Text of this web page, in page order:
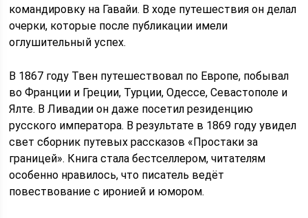
командировку на Гавайи. В ходе путешествия он делал
очерки, которые после публикации имели
оглушительный успех.
В 1867 году Твен путешествовал по Европе, побывал
во Франции и Греции, Турции, Одессе, Севастополе и
Ялте. В Ливадии он даже посетил резиденцию
русского императора. В результате в 1869 году увидел
свет сборник путевых рассказов «Простаки за
границей». Книга стала бестселлером, читателям
особенно нравилось, что писатель ведёт
повествование с иронией и юмором.